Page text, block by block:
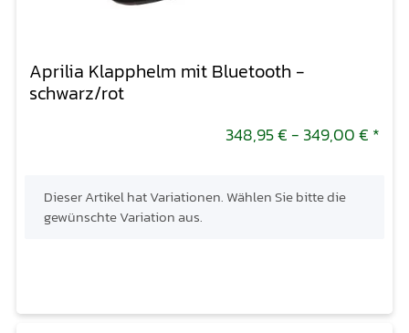
Aprilia Klapphelm mit Bluetooth -
schwarz/rot
348,95 € - 349,00 € *
x
Dieser Artikel hat Variationen. Wählen Sie bitte die
gewünschte Variation aus.